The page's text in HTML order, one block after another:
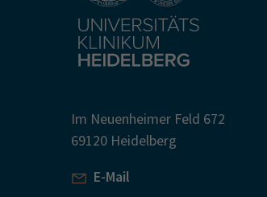
Im Neuenheimer Feld 672
69120 Heidelberg
E-Mail